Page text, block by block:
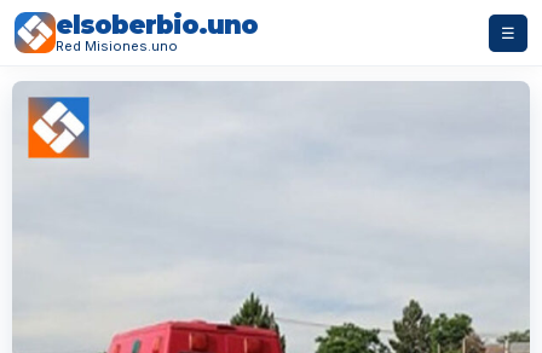
elsoberbio.uno
Red Misiones.uno
☰